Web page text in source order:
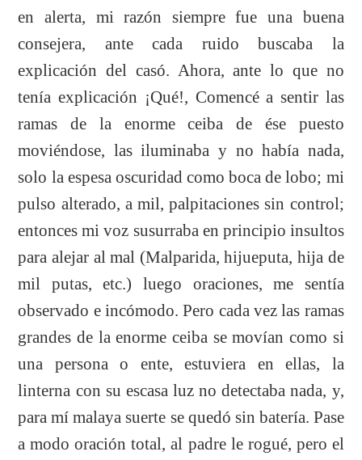
en alerta, mi razón siempre fue una buena
consejera, ante cada ruido buscaba la
explicación del casó. Ahora, ante lo que no
tenía explicación ¡Qué!, Comencé a sentir las
ramas de la enorme ceiba de ése puesto
moviéndose, las iluminaba y no había nada,
solo la espesa oscuridad como boca de lobo; mi
pulso alterado, a mil, palpitaciones sin control;
entonces mi voz susurraba en principio insultos
para alejar al mal (Malparida, hijueputa, hija de
mil putas, etc.) luego oraciones, me sentía
observado e incómodo. Pero cada vez las ramas
grandes de la enorme ceiba se movían como si
una persona o ente, estuviera en ellas, la
linterna con su escasa luz no detectaba nada, y,
para mí malaya suerte se quedó sin batería. Pase
a modo oración total, al padre le rogué, pero el